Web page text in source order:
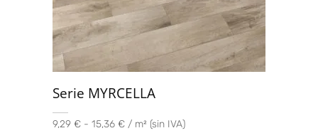
Serie MYRCELLA
9,29 € - 15,36 € / m² (sin IVA)